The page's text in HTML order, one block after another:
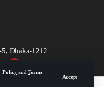
Policy and Terms
Accept
Dhaka-1212
All Rights Reserved.